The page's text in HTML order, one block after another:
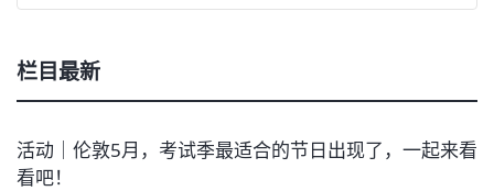
栏目最新
活动｜伦敦5月，考试季最适合的节日出现了，一起来看
看吧！